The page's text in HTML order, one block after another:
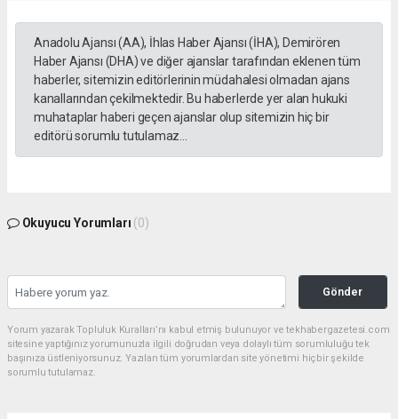
Anadolu Ajansı (AA), İhlas Haber Ajansı (İHA), Demirören
Haber Ajansı (DHA) ve diğer ajanslar tarafından eklenen tüm
haberler, sitemizin editörlerinin müdahalesi olmadan ajans
kanallarından çekilmektedir. Bu haberlerde yer alan hukuki
muhataplar haberi geçen ajanslar olup sitemizin hiç bir
editörü sorumlu tutulamaz...
Okuyucu Yorumları (0)
Gönder
Yorum yazarak Topluluk Kuralları’nı kabul etmiş bulunuyor ve tekhabergazetesi.com
sitesine yaptığınız yorumunuzla ilgili doğrudan veya dolaylı tüm sorumluluğu tek
başınıza üstleniyorsunuz. Yazılan tüm yorumlardan site yönetimi hiçbir şekilde
sorumlu tutulamaz.